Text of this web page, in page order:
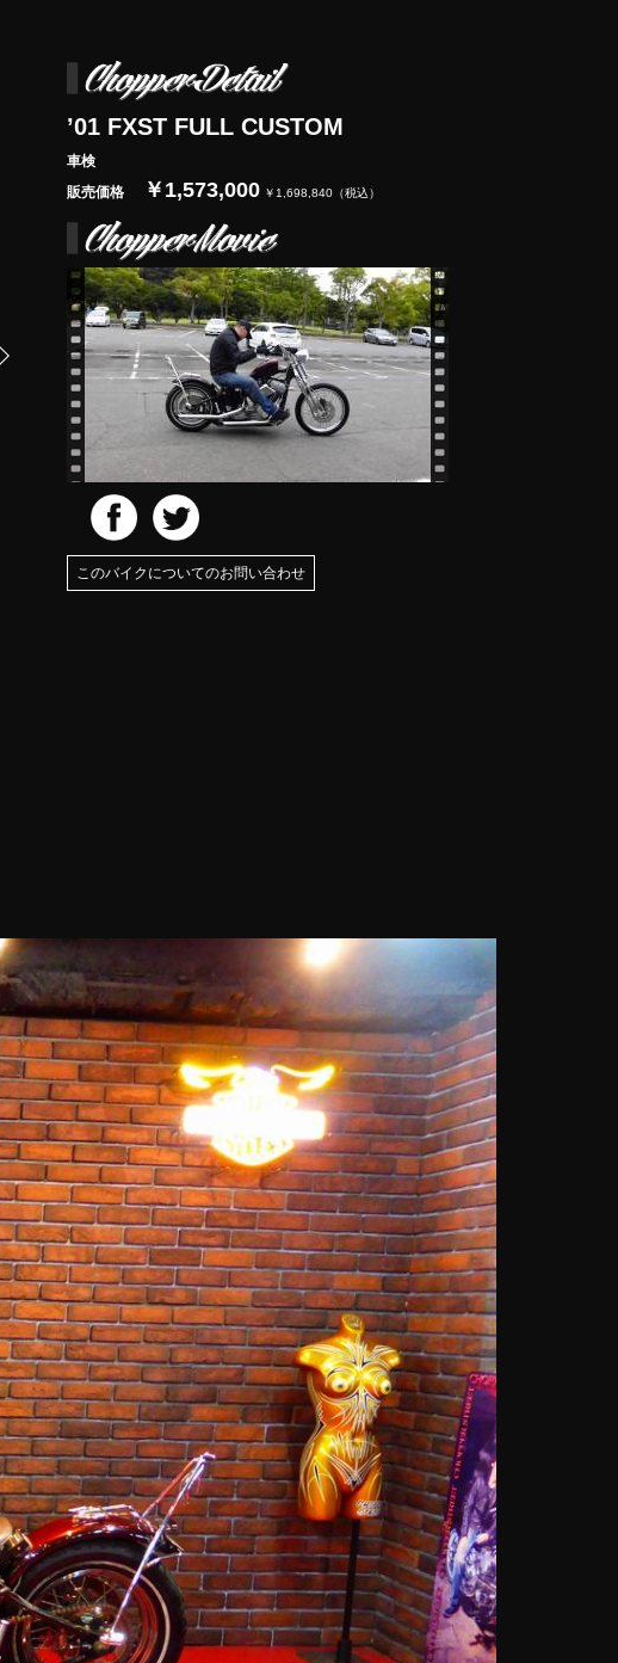
’01 FXST FULL CUSTOM
車検
販売価格
￥1,573,000 ￥1,698,840（税込）
このバイクについてのお問い合わせ